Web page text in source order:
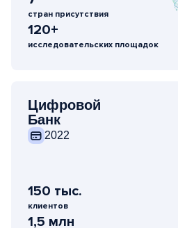
стран присутствия
120+
исследовательских площадок
Цифровой
Банк
2022
150 тыс.
клиентов
1,5 млн